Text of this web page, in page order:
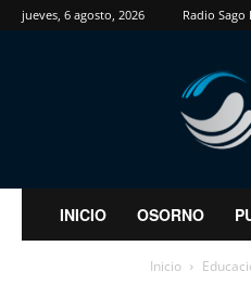
jueves, 6 agosto, 2026 Radio Sago
INICIO OSORNO
Inicio